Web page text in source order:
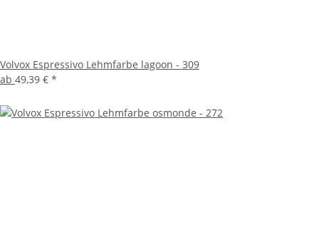
Volvox Espressivo Lehmfarbe lagoon - 309
ab 49,39 € *